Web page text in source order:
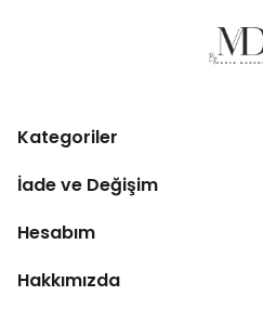
Kategoriler
İade ve Değişim
Hesabım
Hakkımızda